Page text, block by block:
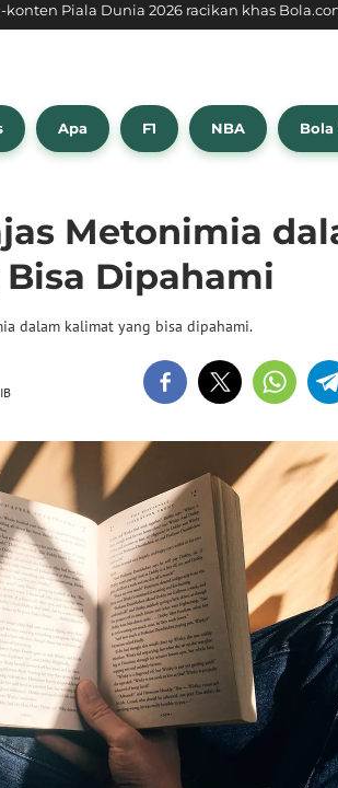
Piala Dunia 2026 racikan khas
Apa F1 NBA Bola
Metonimia
Dipahami
dalam kalimat yang bisa dipahami.